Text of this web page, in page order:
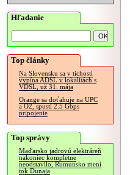
Hľadanie
Top články
Na Slovensku sa v tichosti
vypína ADSL v lokalitách s
VDSL, už 31. mája
Orange sa doťahuje na UPC
a O2, spustí 2.5 Gbps
pripojenie
Top správy
Maďarsko jadrovú elektráreň
nakoniec kompletne
neodstavilo, Rumunsko mení
tok Dunaja